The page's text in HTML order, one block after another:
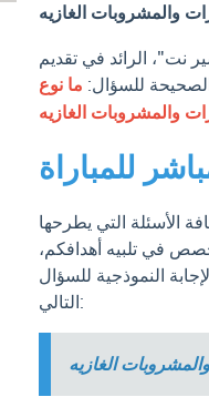
والمشروبات الغازيه
نت"، الرائد في تقديم
للسؤال: ما نوع
والمشروبات الغازيه
للمباراة
الأسئلة التي يطرحها
في تلبيه أهدافكم،
النموذجية للسؤال
التالي:
الغازيه